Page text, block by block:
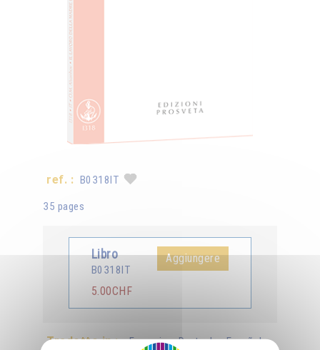
ref. : B0318IT
35 pages
Libro
B0318IT
5.00CHF
Aggiungere
Tradotto in : Français Deutsch Español